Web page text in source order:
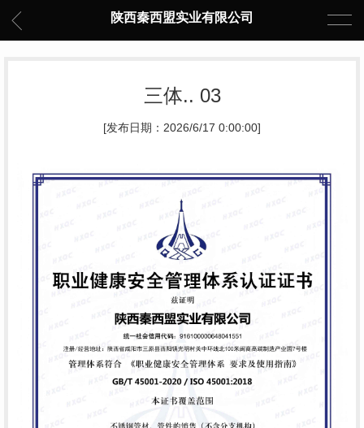
陕西秦西盟实业有限公司
三体.. 03
[发布日期：2026/6/17 0:00:00]